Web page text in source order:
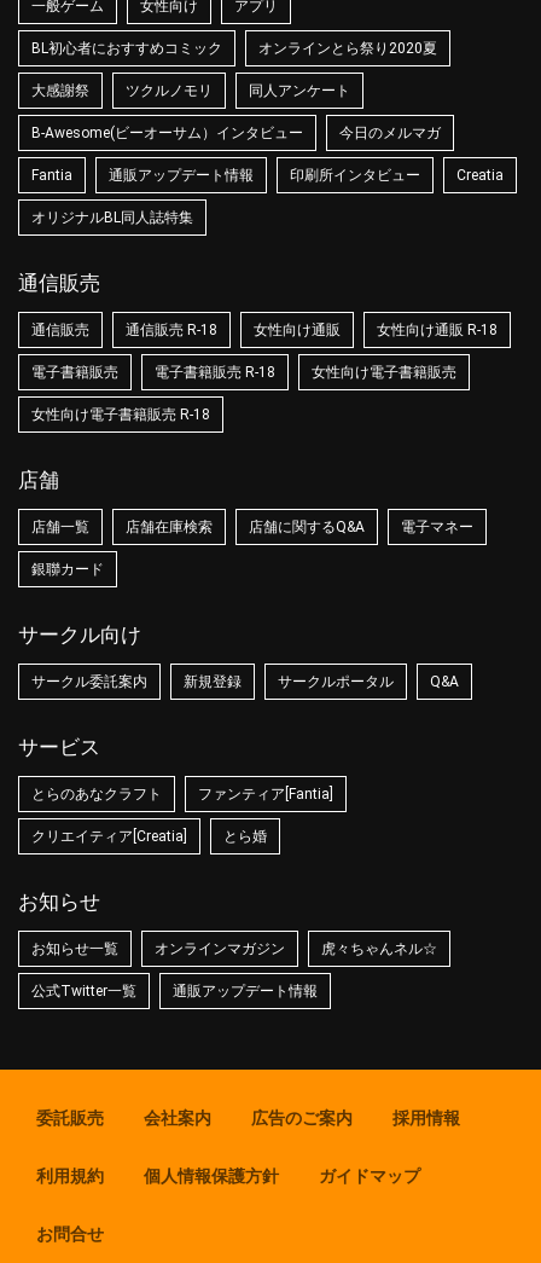
一般ゲーム 女性向け アプリ
BL初心者におすすめコミック オンラインとら祭り2020夏
大感謝祭 ツクルノモリ 同人アンケート
B-Awesome(ビーオーサム）インタビュー 今日のメルマガ
Fantia 通販アップデート情報 印刷所インタビュー Creatia
オリジナルBL同人誌特集
通信販売
通信販売 通信販売 R-18 女性向け通販 女性向け通販 R-18
電子書籍販売 電子書籍販売 R-18 女性向け電子書籍販売
女性向け電子書籍販売 R-18
店舗
店舗一覧 店舗在庫検索 店舗に関するQ&A 電子マネー
銀聯カード
サークル向け
サークル委託案内 新規登録 サークルポータル Q&A
サービス
とらのあなクラフト ファンティア[Fantia]
クリエイティア[Creatia] とら婚
お知らせ
お知らせ一覧 オンラインマガジン 虎々ちゃんネル☆
公式Twitter一覧 通販アップデート情報
委託販売 会社案内 広告のご案内 採用情報
利用規約 個人情報保護方針 ガイドマップ
お問合せ